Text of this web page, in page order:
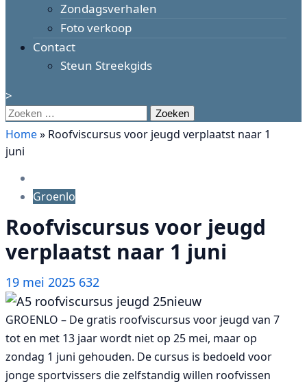
Zondagsverhalen
Foto verkoop
Contact
Steun Streekgids
>
Zoeken
naar:
Home» Roofviscursus voor jeugd verplaatst naar 1
juni
Groenlo
Roofviscursus voor jeugd
verplaatst naar 1 juni
19 mei 2025 632
GROENLO – De gratis roofviscursus voor jeugd van 7
tot en met 13 jaar wordt niet op 25 mei, maar op
zondag 1 juni gehouden. De cursus is bedoeld voor
jonge sportvissers die zelfstandig willen roofvissen